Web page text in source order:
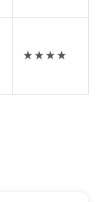
★★★★